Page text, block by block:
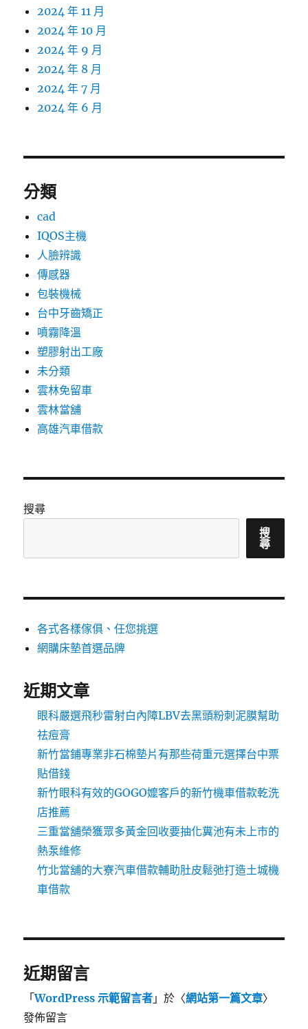
2024 年 11 月
2024 年 10 月
2024 年 9 月
2024 年 8 月
2024 年 7 月
2024 年 6 月
分類
cad
IQOS主機
人臉辨識
傳感器
包裝機械
台中牙齒矯正
噴霧降溫
塑膠射出工廠
未分類
雲林免留車
雲林當舖
高雄汽車借款
搜尋
搜
尋
各式各樣傢俱、任您挑選
網購床墊首選品牌
近期文章
眼科嚴選飛秒雷射白內障LBV去黑頭粉刺泥膜幫助
祛痘膏
新竹當鋪專業非石棉墊片有那些荷重元選擇台中票
貼借錢
新竹眼科有效的GOGO嬤客戶的新竹機車借款乾洗
店推薦
三重當舖榮獲眾多黃金回收要抽化糞池有未上市的
熱泵維修
竹北當舖的大寮汽車借款輔助肚皮鬆弛打造土城機
車借款
近期留言
「WordPress 示範留言者 」於〈網站第一篇文章〉
發佈留言